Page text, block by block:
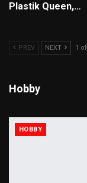
Plastik Queen,…
PREV NEXT 1
Hobby
HOBBY